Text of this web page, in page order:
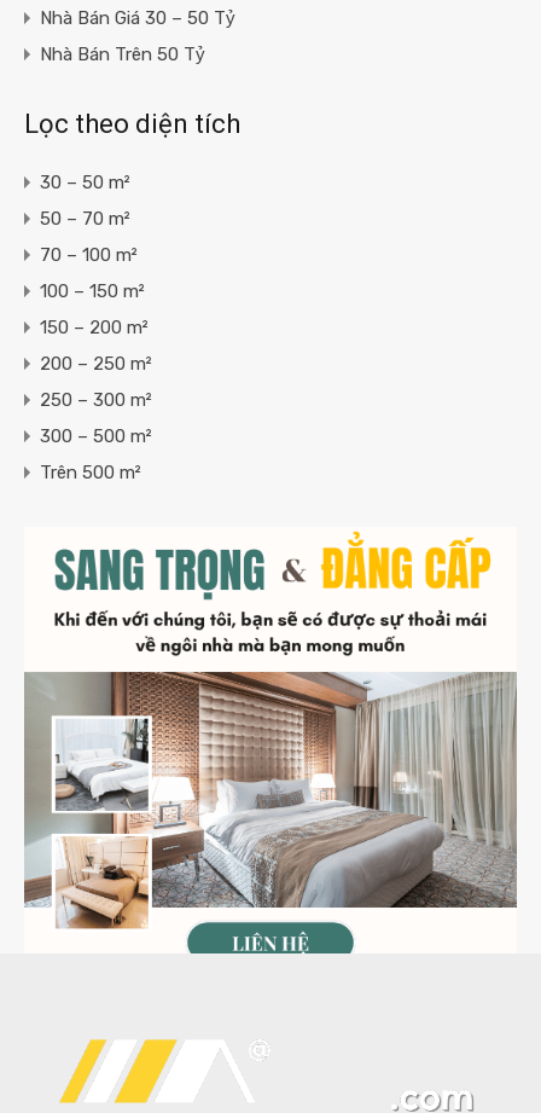
Nhà Bán Giá 30 – 50 Tỷ
Nhà Bán Trên 50 Tỷ
Lọc theo diện tích
30 – 50 m²
50 – 70 m²
70 – 100 m²
100 – 150 m²
150 – 200 m²
200 – 250 m²
250 – 300 m²
300 – 500 m²
Trên 500 m²